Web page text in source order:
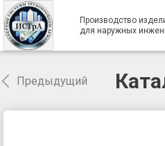
Производство
для наружных
Предыдущий